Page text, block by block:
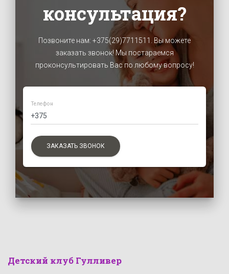
консультация?
Позвоните нам: +375(29)7711511. Вы можете
заказать звонок! Мы постараемся
проконсультировать Вас по любому вопросу!
Телефон
ЗАКАЗАТЬ ЗВОНОК
Детский клуб Гулливер